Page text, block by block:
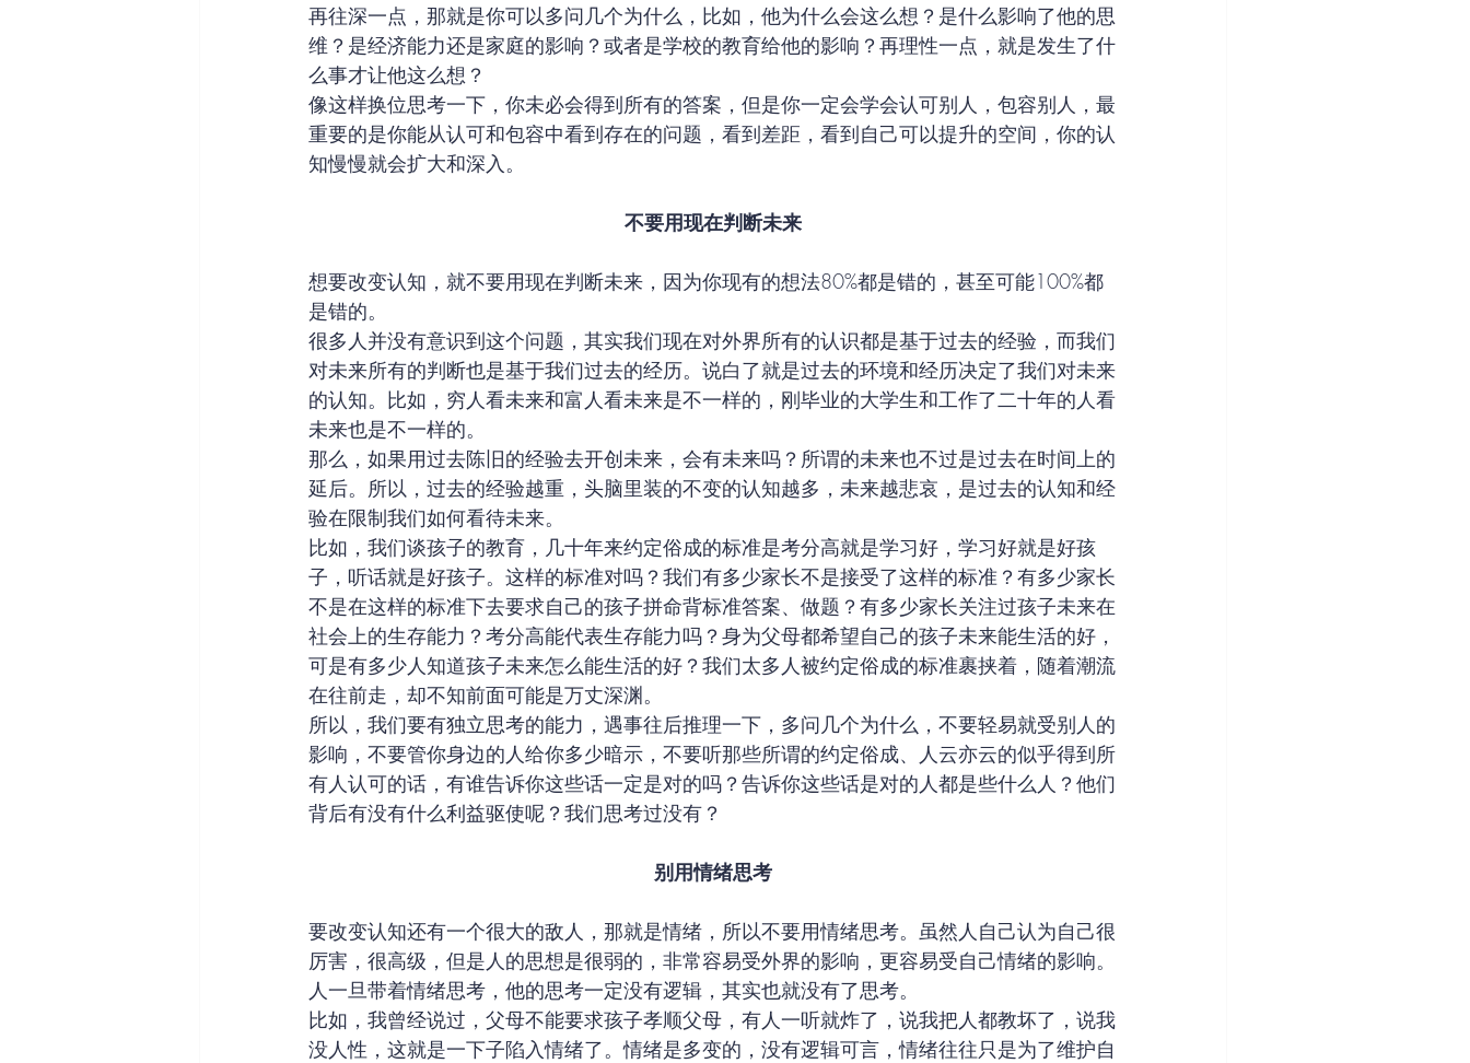
再往深一点，那就是你可以多问几个为什么，比如，他为什么会这么想？是什么影响了他的思
维？是经济能力还是家庭的影响？或者是学校的教育给他的影响？再理性一点，就是发生了什
么事才让他这么想？
像这样换位思考一下，你未必会得到所有的答案，但是你一定会学会认可别人，包容别人，最
重要的是你能从认可和包容中看到存在的问题，看到差距，看到自己可以提升的空间，你的认
知慢慢就会扩大和深入。
不要用现在判断未来
想要改变认知，就不要用现在判断未来，因为你现有的想法80%都是错的，甚至可能100%都
是错的。
很多人并没有意识到这个问题，其实我们现在对外界所有的认识都是基于过去的经验，而我们
对未来所有的判断也是基于我们过去的经历。说白了就是过去的环境和经历决定了我们对未来
的认知。比如，穷人看未来和富人看未来是不一样的，刚毕业的大学生和工作了二十年的人看
未来也是不一样的。
那么，如果用过去陈旧的经验去开创未来，会有未来吗？所谓的未来也不过是过去在时间上的
延后。所以，过去的经验越重，头脑里装的不变的认知越多，未来越悲哀，是过去的认知和经
验在限制我们如何看待未来。
比如，我们谈孩子的教育，几十年来约定俗成的标准是考分高就是学习好，学习好就是好孩
子，听话就是好孩子。这样的标准对吗？我们有多少家长不是接受了这样的标准？有多少家长
不是在这样的标准下去要求自己的孩子拼命背标准答案、做题？有多少家长关注过孩子未来在
社会上的生存能力？考分高能代表生存能力吗？身为父母都希望自己的孩子未来能生活的好，
可是有多少人知道孩子未来怎么能生活的好？我们太多人被约定俗成的标准裹挟着，随着潮流
在往前走，却不知前面可能是万丈深渊。
所以，我们要有独立思考的能力，遇事往后推理一下，多问几个为什么，不要轻易就受别人的
影响，不要管你身边的人给你多少暗示，不要听那些所谓的约定俗成、人云亦云的似乎得到所
有人认可的话，有谁告诉你这些话一定是对的吗？告诉你这些话是对的人都是些什么人？他们
背后有没有什么利益驱使呢？我们思考过没有？
别用情绪思考
要改变认知还有一个很大的敌人，那就是情绪，所以不要用情绪思考。虽然人自己认为自己很
厉害，很高级，但是人的思想是很弱的，非常容易受外界的影响，更容易受自己情绪的影响。
人一旦带着情绪思考，他的思考一定没有逻辑，其实也就没有了思考。
比如，我曾经说过，父母不能要求孩子孝顺父母，有人一听就炸了，说我把人都教坏了，说我
没人性，这就是一下子陷入情绪了。情绪是多变的，没有逻辑可言，情绪往往只是为了维护自